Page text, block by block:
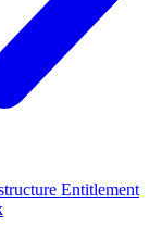
Entitlement